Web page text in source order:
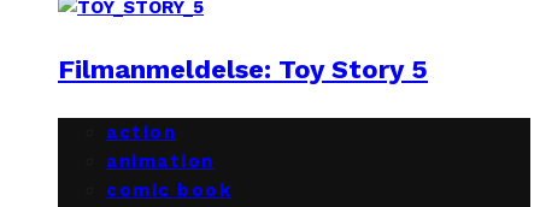
Filmanmeldelse: Toy Story 5
action
animation
comic book